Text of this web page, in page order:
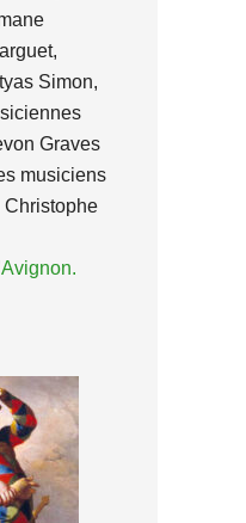
Simon,
Graves
musiciens
Christophe